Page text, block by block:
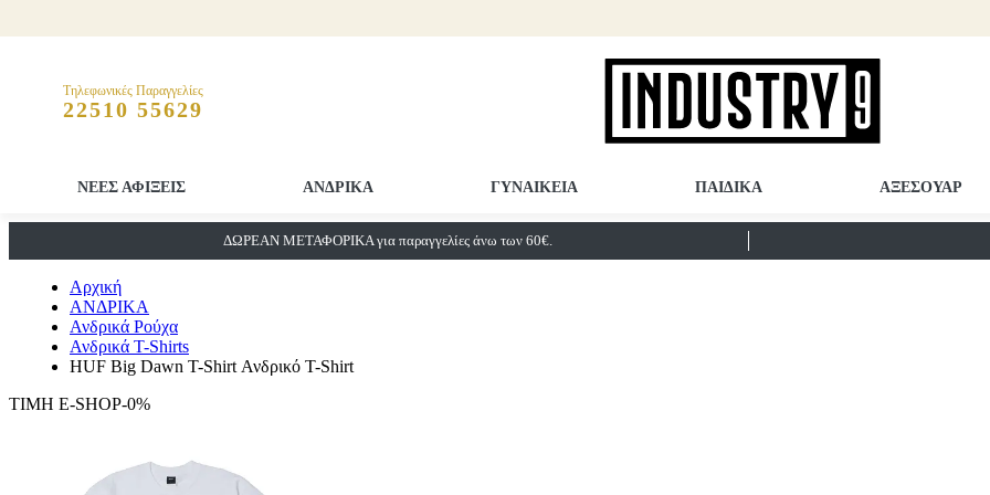
Τηλεφωνικές Παραγγελίες
22510 55629
ΝΕΕΣ ΑΦΙΞΕΙΣ ΑΝΔΡΙΚΑ ΓΥΝΑΙΚΕΙΑ ΠΑΙΔΙΚΑ ΑΞΕΣΟΥΑΡ
ΔΩΡΕΑΝ ΜΕΤΑΦΟΡΙΚΑ για παραγγελίες άνω των 60€.
Αρχική
ΑΝΔΡΙΚΑ
Ανδρικά Ρούχα
Ανδρικά T-Shirts
HUF Big Dawn T-Shirt Ανδρικό T-Shirt
ΤΙΜΗ E-SHOP-0%